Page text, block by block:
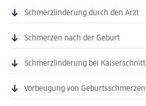
Schmerzlinderung durch den Arzt
Schmerzen nach der Geburt
Schmerzlinderung bei Kaiserschnitt
Vorbeugung von Geburtsschmerzen